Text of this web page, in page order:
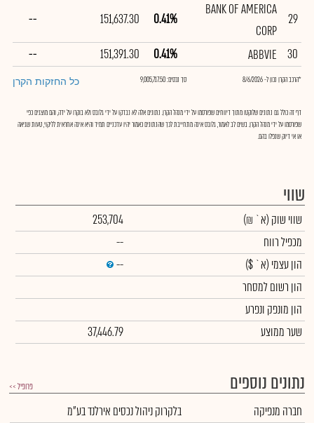
29
BANK OF AMERICA
CORP
0.41%
151,637.30
--
30
ABBVIE
0.41%
151,391.30
--
*הרכב הקרן נכון ל- 8/6/2026 סך נכסים: 9,005,717.50 כל החזקות הקרן
דף זה כולל גם נתונים שלוקטו מתוך דיווחים שפורסמו על ידי מנהל הקרן. נתונים אלה לא נבדקו על ידי גלובס ולא בוקרו על ידה, והם מוצגים כפי
שפורסמו על ידי מנהל הקרן. בשים לב לאמור, גלובס אינה מתחייבת לכך שהנתונים כאמור יהיו עדכניים תמיד והיא אינה אחראית לליקוי, טעות שגיאה
או אי דיוק שנפלו בהם.
שווי
שווי שוק (א` ₪)
253,704
מכפיל רווח
--
הון עצמי (א` $)
--
הון רשום למסחר
הון מונפק ונפרע
שער ממוצע
37,446.79
נתונים נוספים פרופיל >>
חברה מנפיקה
בלקרוק ניהול נכסים אירלנד בע"מ